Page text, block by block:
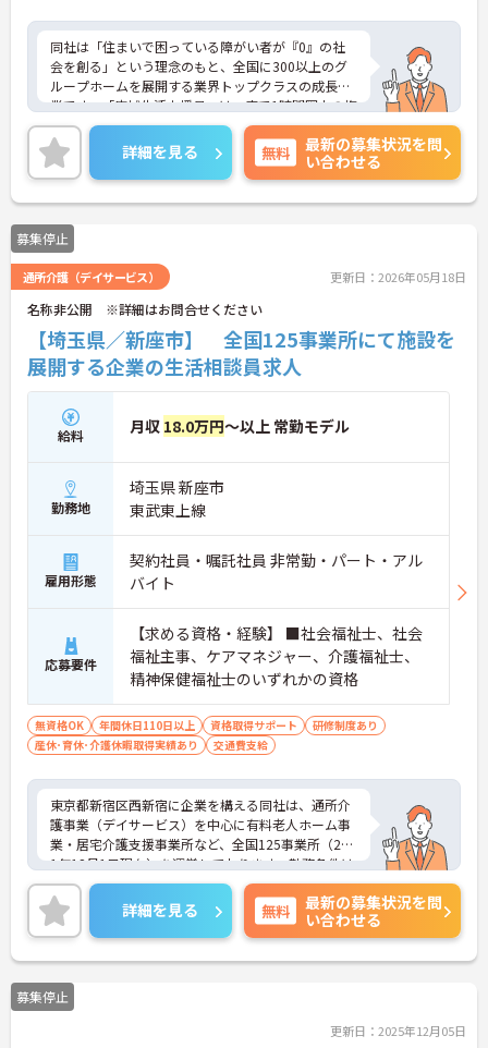
同社は「住まいで困っている障がい者が『0』の社
会を創る」という理念のもと、全国に300以上のグ
ループホームを展開する業界トップクラスの成長企
業です。「広域生活支援員」は、車で1時間圏内の複
数施設を横断的に担当し、現場支援とパートスタッ
フのサポートを行うハイクラスなポジションです。
最新設備とバリアフリーが完備され、スタッフの身
体的負担が少なく、広域手当5万円が付与されるこ
とで高い給与水準を実現しています。年間休日114
日の確保や、献立・レシピの完全標準化による業務
効率化など、ワークライフバランスを保ちながら定
年70歳まで長期的に活躍できる制度が盤石に整って
います。複数施設を経験することで培われるマネジ
メント視点は、将来的なエリアマネージャーへのキ
ャリアアップにも直結しており、最新の環境で専門
性を発揮したいプロフェッショナルの方にお勧めで
す。
・広域支援員として複数のホームを巡るため、各ホ
ームのパートスタッフの教育やサポートにも携わる
ことができ、現場の介助業務にとどまらず、施設運
営や人材育成の視点を養うことで、将来のエリアマ
ネージャー候補としてのステップアップに直結しま
す。
・定年70歳、再雇用75歳までという業界屈指の制度
があり、20代から60代まで幅広い年代が活躍してい
ます。年間休日も114日確保されているため、無理
なく長期的なキャリアを築いていただけます。
・全施設がバリアフリー設計かつ最新設備を備えて
おり、清潔感にあふれた美しい環境です。ハード面
に加え、ソフト面でも「献立の事前決定・レシピ完
備」により現場の負担が大幅に軽減されています。
ご利用者様の安全性はもちろん、働くスタッフにと
っても身体的負担が少なく、高いモチベーションを
保って業務に集中できます。
詳細を見る 無料
最新の募集状況を問
い合わせる
募集停止
通所介護（デイサービス） 更新日：2026年05月18日
名称非公開 ※詳細はお問合せください
【埼玉県／新座市】 全国125事業所にて施設を
展開する企業の生活相談員求人
給料 月収 18.0万円～以上 常勤モデル
勤務地
埼玉県 新座市
東武東上線
雇用形態
契約社員・嘱託社員 非常勤・パート・アル
バイト
応募要件
【求める資格・経験】 ■社会福祉士、社会
福祉主事、ケアマネジャー、介護福祉士、
精神保健福祉士のいずれかの資格
無資格OK 年間休日110日以上 資格取得サポート
研修制度あり
産休･育休･介護休暇取得実績あり
交通費支給
東京都新宿区西新宿に企業を構える同社は、通所介
護事業（デイサービス）を中心に有料老人ホーム事
業・居宅介護支援事業所など、全国125事業所（201
1年12月1日現在）を運営しております。勤務条件は
日勤のみで残業はありませんので、仕事とプライベ
ートが両立できる環境があります。また、ブランク
のある方でも、研修制度が充実しておりますので、
安心してお仕事をスタートして頂けます。
ご興味ある方には、面接対策ポイントなど、さらに
詳細をお話しいたしますのでお気軽にご相談くださ
い。
詳細を見る 無料
最新の募集状況を問
い合わせる
募集停止
更新日：2025年12月05日